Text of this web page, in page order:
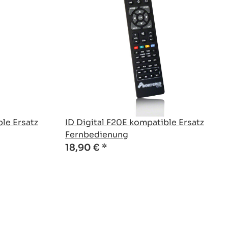
Ersatz
ID Digital F20E kompatible Ersatz
Fernbedienung
18,90 € *